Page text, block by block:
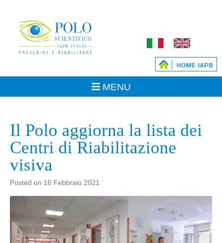
Il Polo aggiorna la lista dei
Centri di Riabilitazione
visiva
Posted on 16 Febbraio 2021